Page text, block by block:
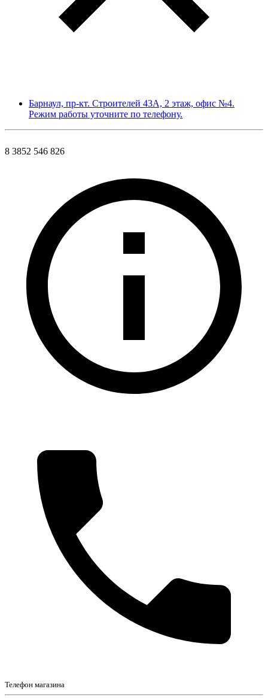
Барнаул, пр-кт. Строителей 43А, 2 этаж, офис №4.
Режим работы уточните по телефону.
8 3852 546 826
Телефон магазина